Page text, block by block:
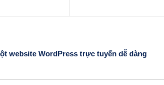
website WordPress trực tuyến dễ dàng